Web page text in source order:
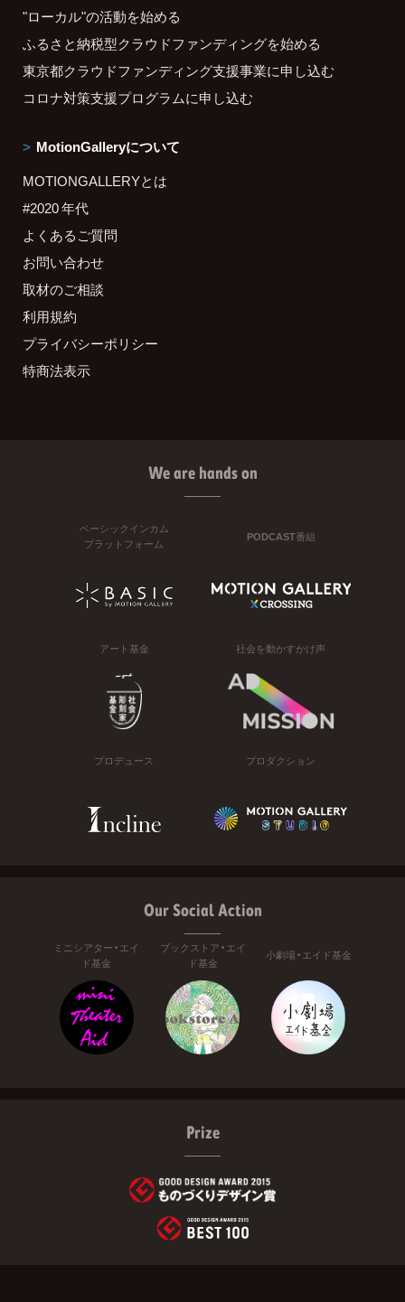
"ローカル"の活動を始める
ふるさと納税型クラウドファンディングを始める
東京都クラウドファンディング支援事業に申し込む
コロナ対策支援プログラムに申し込む
MotionGalleryについて
MOTIONGALLERYとは
#2020 年代
よくあるご質問
お問い合わせ
取材のご相談
利用規約
プライバシーポリシー
特商法表示
We are hands on
ベーシックインカム
プラットフォーム
PODCAST番組
アート基金 社会を動かすかけ声
プロデュース プロダクション
Our Social Action
ミニシアター・エイ
ド基金
ブックストア・エイ
ド基金
小劇場・エイド基金
Prize